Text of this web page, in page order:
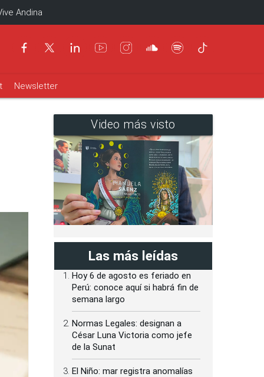
Andina
Newsletter
Video más visto
Las más leídas
Hoy 6 de agosto es feriado en
Perú: conoce aquí si habrá fin de
semana largo
Normas Legales: designan a
César Luna Victoria como jefe
de la Sunat
El Niño: mar registra anomalías